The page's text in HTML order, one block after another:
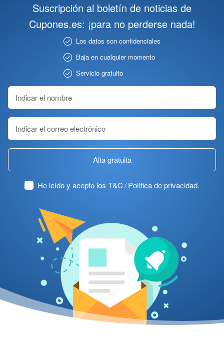
Suscripción al boletín de noticias de
Cupones.es: ¡para no perderse nada!
Los datos son confidenciales
Baja en cualquier momento
Servicio gratuito
Alta gratuita
He leído y acepto los T&C / Política de privacidad.